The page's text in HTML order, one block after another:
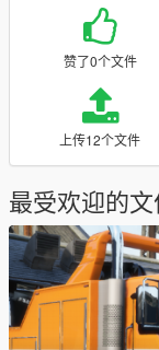
赞了0个文件
上传12个文件
最受欢迎的